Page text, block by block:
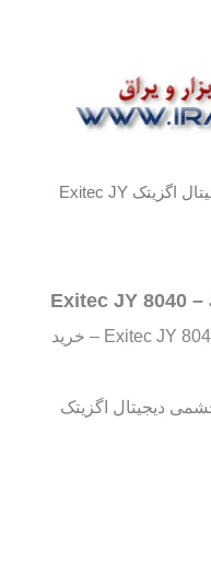
/ چشمی دیجیتال اگزیتک Exitec JY
چشمی دیجیتال اگزیتک Exitec JY 8040 – JY 8043 – خرید
دیجیتال اگزیتک